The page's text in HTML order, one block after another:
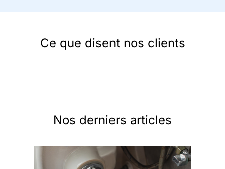
Ce que disent nos clients
Nos derniers articles